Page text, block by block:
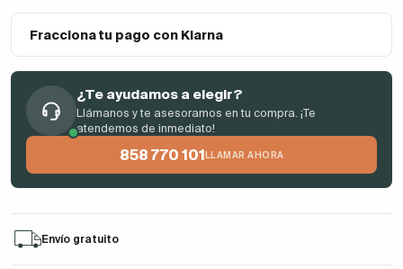
Fracciona tu pago con Klarna
¿Te ayudamos a elegir?
Llámanos y te asesoramos en tu compra. ¡Te
atendemos de inmediato!
858 770 101 LLAMAR AHORA
Envío gratuito